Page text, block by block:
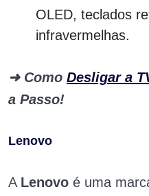
OLED, teclados
infravermelhas.
➜ Como Desligar a
a Passo!
Lenovo
A Lenovo é uma